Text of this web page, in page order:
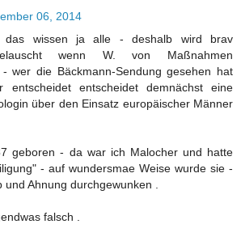
06, 2014
das wissen ja alle - deshalb wird brav
wenn W. von Maßnahmen
- wer die Bäckmann-Sendung gesehen hat
entscheidet entscheidet demnächst eine
über den Einsatz europäischer Männer
geboren - da war ich Malocher und hatte
- auf wundersmae Weise wurde sie -
Ahnung durchgewunken .
falsch .